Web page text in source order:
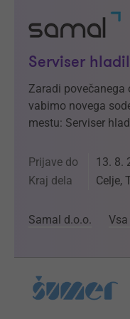
Serviser
Zaradi povečanega
vabimo novega
mestu: Serviser
Prijave do 13. 8.
Kraj dela Celje,
Samal d.o.o.